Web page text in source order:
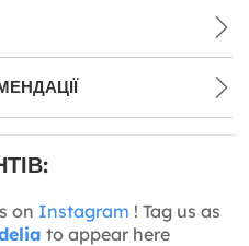
on Instagram ! Tag us as
to appear here